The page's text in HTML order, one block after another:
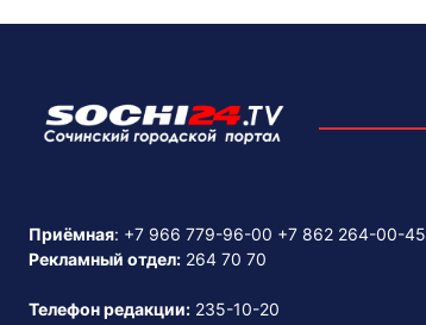
Приёмная: +7 966 779-96-00 +7 862 264-00-45
Рекламный отдел: 264 70 70
Телефон редакции: 235-10-20